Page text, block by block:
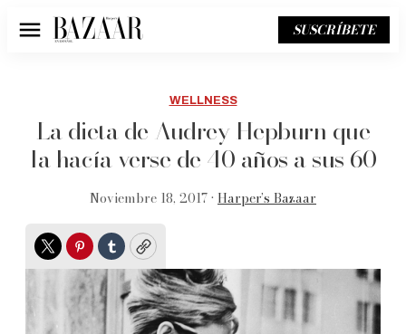
Menú SUSCRÍBETE
WELLNESS
La dieta de Audrey Hepburn que
la hacía verse de 40 años a sus 60
Noviembre 18, 2017 • Harper’s Bazaar
TwitterPinterest
TumblrCopy